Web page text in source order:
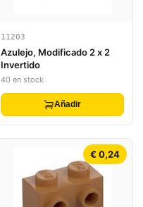
11203
Azulejo, Modificado 2 x 2
Invertido
40 en stock
Añadir
€ 0,24